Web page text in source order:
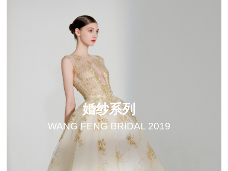
婚纱系列
WANG FENG BRIDAL 2019